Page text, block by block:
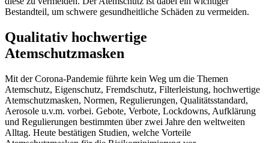
Bestandteil, um schwere gesundheitliche Schäden zu vermeiden.
Qualitativ hochwertige
Atemschutzmasken
Mit der Corona-Pandemie führte kein Weg um die Themen
Atemschutz, Eigenschutz, Fremdschutz, Filterleistung, hochwertige
Atemschutzmasken, Normen, Regulierungen, Qualitätsstandard,
Aerosole u.v.m. vorbei. Gebote, Verbote, Lockdowns, Aufklärung
und Regulierungen bestimmten über zwei Jahre den weltweiten
Alltag. Heute bestätigen Studien, welche Vorteile